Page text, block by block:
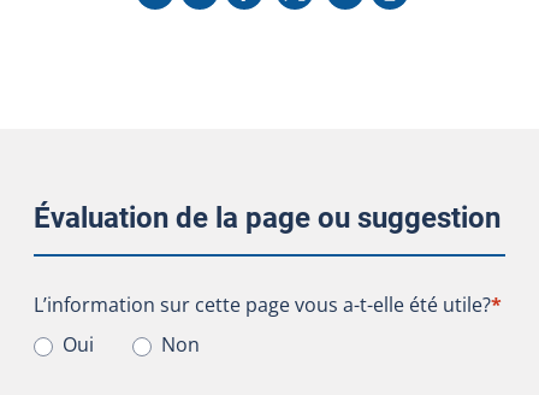
Évaluation de la page ou suggestion
L’information sur cette page vous a-t-elle été utile?
L’information sur cette page vous a-t-elle été utile?*
Oui
Non